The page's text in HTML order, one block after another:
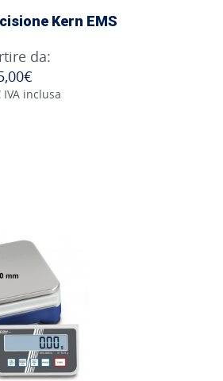
Kern EMS
da:
IVA inclusa